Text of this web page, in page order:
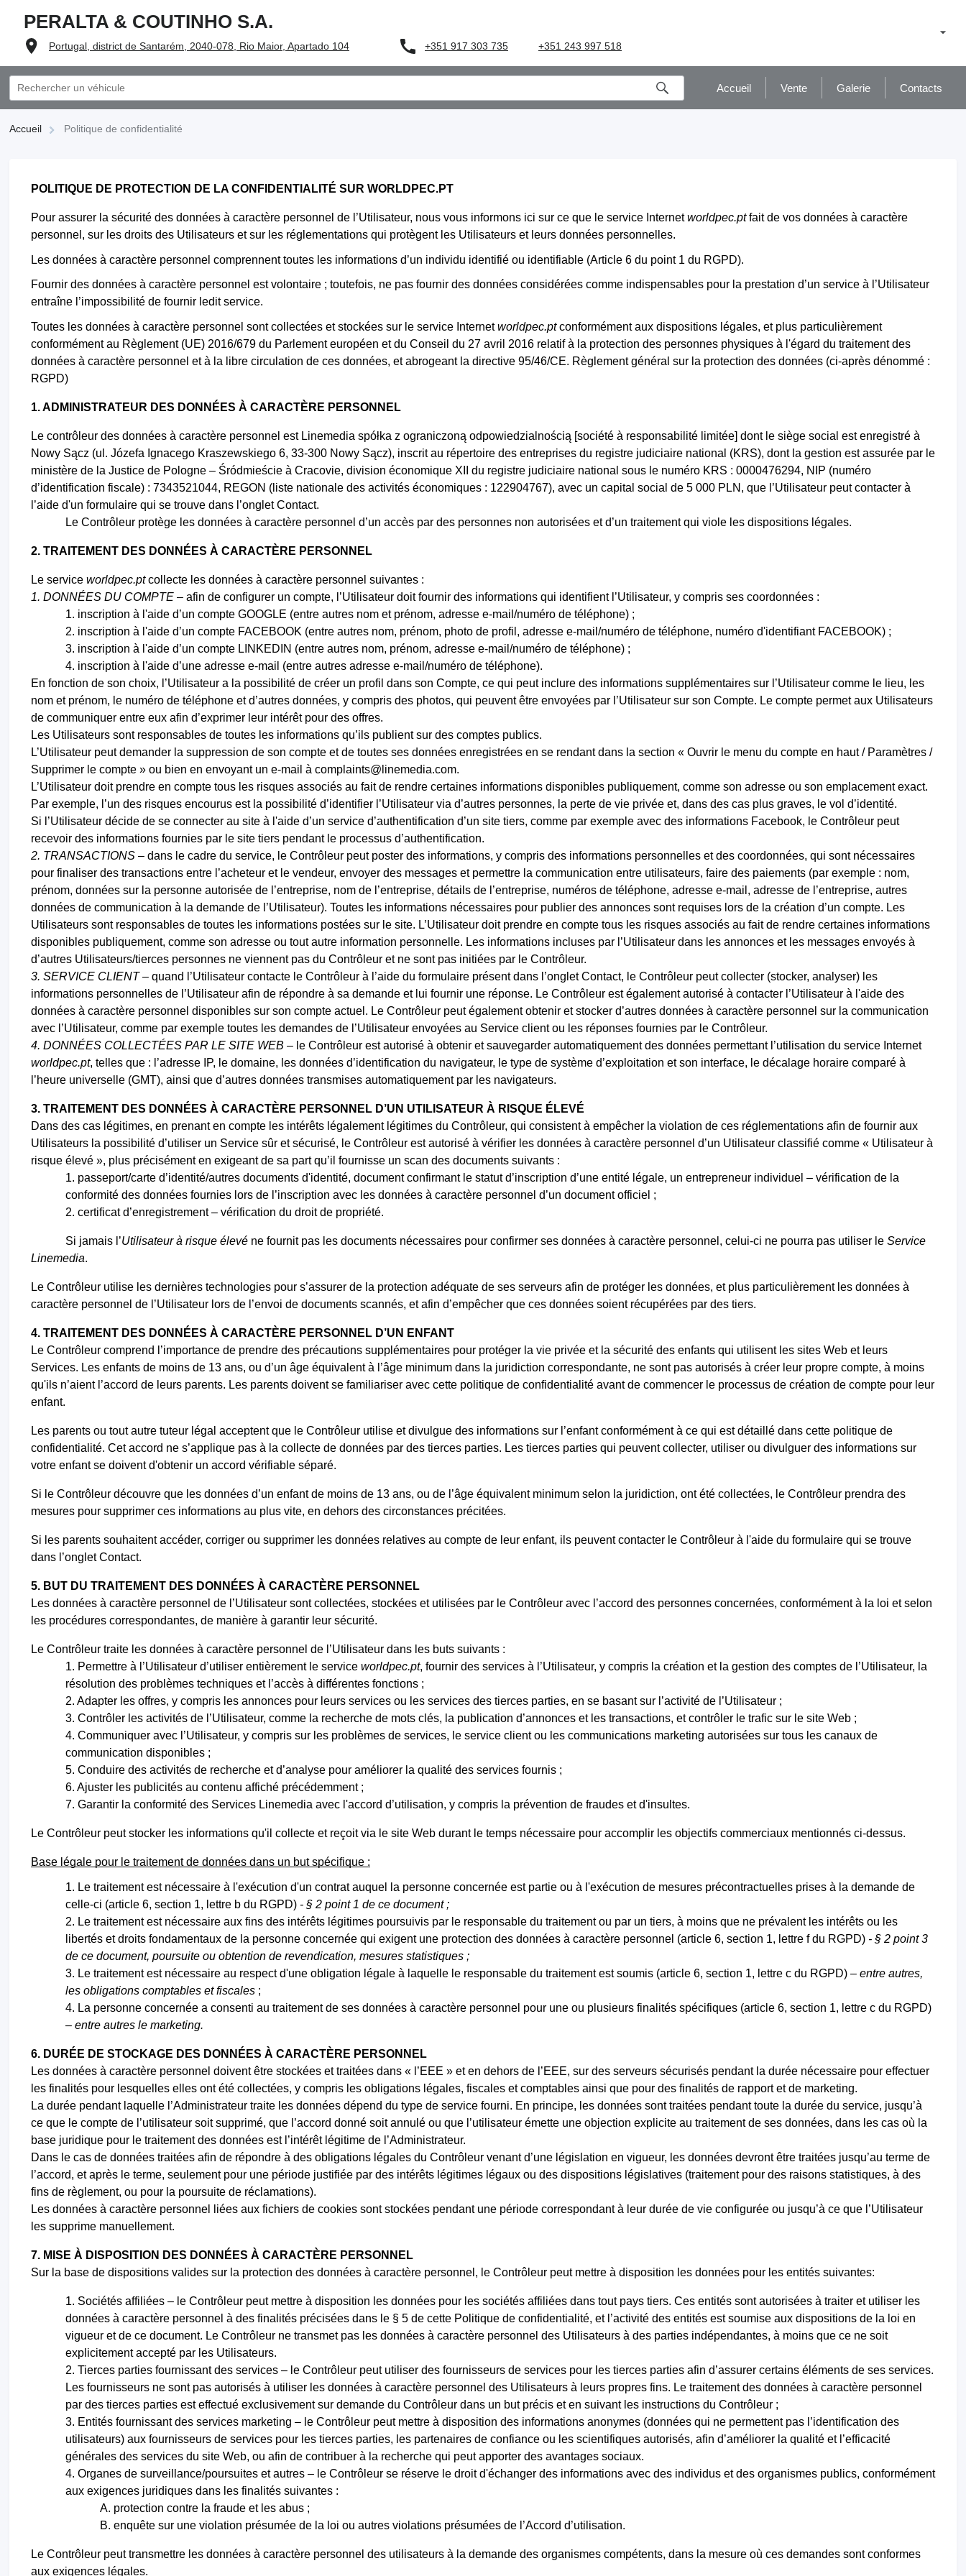
PERALTA & COUTINHO S.A.
Portugal, district de Santarém, 2040-078, Rio Maior, Apartado 104 +351 917 303 735 +351 243 997 518
Accueil Vente Galerie Contacts
Accueil Politique de confidentialité
POLITIQUE DE PROTECTION DE LA CONFIDENTIALITÉ SUR WORLDPEC.PT
Pour assurer la sécurité des données à caractère personnel de l’Utilisateur, nous vous informons ici sur ce que le service Internetworldpec.ptfait de vos données à caractère
personnel, sur les droits des Utilisateurs et sur les réglementations qui protègent les Utilisateurs et leurs données personnelles.
Les données à caractère personnel comprennent toutes les informations d’un individu identifié ou identifiable (Article 6 du point 1 du RGPD).
Fournir des données à caractère personnel est volontaire ; toutefois, ne pas fournir des données considérées comme indispensables pour la prestation d’un service à l’Utilisateur
entraîne l’impossibilité de fournir ledit service.
Toutes les données à caractère personnel sont collectées et stockées sur le service Internetworldpec.ptconformément aux dispositions légales, et plus particulièrement
conformément au Règlement (UE) 2016/679 du Parlement européen et du Conseil du 27 avril 2016 relatif à la protection des personnes physiques à l'égard du traitement des
données à caractère personnel et à la libre circulation de ces données, et abrogeant la directive 95/46/CE. Règlement général sur la protection des données (ci-après dénommé :
RGPD)
1. ADMINISTRATEUR DES DONNÉES À CARACTÈRE PERSONNEL
Le contrôleur des données à caractère personnel est Linemedia spółka z ograniczoną odpowiedzialnością [société à responsabilité limitée] dont le siège social est enregistré à
Nowy Sącz (ul. Józefa Ignacego Kraszewskiego 6, 33-300 Nowy Sącz), inscrit au répertoire des entreprises du registre judiciaire national (KRS), dont la gestion est assurée par le
ministère de la Justice de Pologne – Śródmieście à Cracovie, division économique XII du registre judiciaire national sous le numéro KRS : 0000476294, NIP (numéro
d’identification fiscale) : 7343521044, REGON (liste nationale des activités économiques : 122904767), avec un capital social de 5 000 PLN, que l’Utilisateur peut contacter à
l’aide d'un formulaire qui se trouve dans l’onglet Contact.
Le Contrôleur protège les données à caractère personnel d’un accès par des personnes non autorisées et d’un traitement qui viole les dispositions légales.
2. TRAITEMENT DES DONNÉES À CARACTÈRE PERSONNEL
Le service worldpec.ptcollecte les données à caractère personnel suivantes :
1. DONNÉES DU COMPTE – afin de configurer un compte, l’Utilisateur doit fournir des informations qui identifient l’Utilisateur, y compris ses coordonnées :
inscription à l'aide d’un compte GOOGLE (entre autres nom et prénom, adresse e-mail/numéro de téléphone) ;
inscription à l'aide d’un compte FACEBOOK (entre autres nom, prénom, photo de profil, adresse e-mail/numéro de téléphone, numéro d'identifiant FACEBOOK) ;
inscription à l'aide d’un compte LINKEDIN (entre autres nom, prénom, adresse e-mail/numéro de téléphone) ;
inscription à l'aide d’une adresse e-mail (entre autres adresse e-mail/numéro de téléphone).
En fonction de son choix, l’Utilisateur a la possibilité de créer un profil dans son Compte, ce qui peut inclure des informations supplémentaires sur l’Utilisateur comme le lieu, les
nom et prénom, le numéro de téléphone et d’autres données, y compris des photos, qui peuvent être envoyées par l’Utilisateur sur son Compte. Le compte permet aux Utilisateurs
de communiquer entre eux afin d’exprimer leur intérêt pour des offres.
Les Utilisateurs sont responsables de toutes les informations qu’ils publient sur des comptes publics.
L’Utilisateur peut demander la suppression de son compte et de toutes ses données enregistrées en se rendant dans la section « Ouvrir le menu du compte en haut / Paramètres /
Supprimer le compte » ou bien en envoyant un e-mail à complaints@linemedia.com.
L’Utilisateur doit prendre en compte tous les risques associés au fait de rendre certaines informations disponibles publiquement, comme son adresse ou son emplacement exact.
Par exemple, l’un des risques encourus est la possibilité d’identifier l’Utilisateur via d’autres personnes, la perte de vie privée et, dans des cas plus graves, le vol d’identité.
Si l’Utilisateur décide de se connecter au site à l'aide d’un service d’authentification d’un site tiers, comme par exemple avec des informations Facebook, le Contrôleur peut
recevoir des informations fournies par le site tiers pendant le processus d’authentification.
2. TRANSACTIONS – dans le cadre du service, le Contrôleur peut poster des informations, y compris des informations personnelles et des coordonnées, qui sont nécessaires
pour finaliser des transactions entre l’acheteur et le vendeur, envoyer des messages et permettre la communication entre utilisateurs, faire des paiements (par exemple : nom,
prénom, données sur la personne autorisée de l’entreprise, nom de l’entreprise, détails de l’entreprise, numéros de téléphone, adresse e-mail, adresse de l’entreprise, autres
données de communication à la demande de l’Utilisateur). Toutes les informations nécessaires pour publier des annonces sont requises lors de la création d’un compte. Les
Utilisateurs sont responsables de toutes les informations postées sur le site. L’Utilisateur doit prendre en compte tous les risques associés au fait de rendre certaines informations
disponibles publiquement, comme son adresse ou tout autre information personnelle. Les informations incluses par l’Utilisateur dans les annonces et les messages envoyés à
d’autres Utilisateurs/tierces personnes ne viennent pas du Contrôleur et ne sont pas initiées par le Contrôleur.
3. SERVICE CLIENT– quand l’Utilisateur contacte le Contrôleur à l’aide du formulaire présent dans l’onglet Contact, le Contrôleur peut collecter (stocker, analyser) les
informations personnelles de l’Utilisateur afin de répondre à sa demande et lui fournir une réponse. Le Contrôleur est également autorisé à contacter l’Utilisateur à l'aide des
données à caractère personnel disponibles sur son compte actuel. Le Contrôleur peut également obtenir et stocker d’autres données à caractère personnel sur la communication
avec l’Utilisateur, comme par exemple toutes les demandes de l’Utilisateur envoyées au Service client ou les réponses fournies par le Contrôleur.
4. DONNÉES COLLECTÉES PAR LE SITE WEB – le Contrôleur est autorisé à obtenir et sauvegarder automatiquement des données permettant l’utilisation du service Internet
worldpec.pt, telles que : l’adresse IP, le domaine, les données d’identification du navigateur, le type de système d’exploitation et son interface, le décalage horaire comparé à
l’heure universelle (GMT), ainsi que d’autres données transmises automatiquement par les navigateurs.
3. TRAITEMENT DES DONNÉES À CARACTÈRE PERSONNEL D’UN UTILISATEUR À RISQUE ÉLEVÉ
Dans des cas légitimes, en prenant en compte les intérêts légalement légitimes du Contrôleur, qui consistent à empêcher la violation de ces réglementations afin de fournir aux
Utilisateurs la possibilité d’utiliser un Service sûr et sécurisé, le Contrôleur est autorisé à vérifier les données à caractère personnel d’un Utilisateur classifié comme « Utilisateur à
risque élevé », plus précisément en exigeant de sa part qu’il fournisse un scan des documents suivants :
1. passeport/carte d’identité/autres documents d'identité, document confirmant le statut d’inscription d’une entité légale, un entrepreneur individuel – vérification de la
conformité des données fournies lors de l’inscription avec les données à caractère personnel d’un document officiel ;
2. certificat d’enregistrement – vérification du droit de propriété.
Si jamais l’Utilisateur à risque élevé ne fournit pas les documents nécessaires pour confirmer ses données à caractère personnel, celui-ci ne pourra pas utiliser le Service
Linemedia.
Le Contrôleur utilise les dernières technologies pour s’assurer de la protection adéquate de ses serveurs afin de protéger les données, et plus particulièrement les données à
caractère personnel de l’Utilisateur lors de l’envoi de documents scannés, et afin d’empêcher que ces données soient récupérées par des tiers.
4. TRAITEMENT DES DONNÉES À CARACTÈRE PERSONNEL D’UN ENFANT
Le Contrôleur comprend l’importance de prendre des précautions supplémentaires pour protéger la vie privée et la sécurité des enfants qui utilisent les sites Web et leurs
Services. Les enfants de moins de 13 ans, ou d’un âge équivalent à l’âge minimum dans la juridiction correspondante, ne sont pas autorisés à créer leur propre compte, à moins
qu'ils n’aient l’accord de leurs parents. Les parents doivent se familiariser avec cette politique de confidentialité avant de commencer le processus de création de compte pour leur
enfant.
Les parents ou tout autre tuteur légal acceptent que le Contrôleur utilise et divulgue des informations sur l’enfant conformément à ce qui est détaillé dans cette politique de
confidentialité. Cet accord ne s’applique pas à la collecte de données par des tierces parties. Les tierces parties qui peuvent collecter, utiliser ou divulguer des informations sur
votre enfant se doivent d'obtenir un accord vérifiable séparé.
Si le Contrôleur découvre que les données d’un enfant de moins de 13 ans, ou de l’âge équivalent minimum selon la juridiction, ont été collectées, le Contrôleur prendra des
mesures pour supprimer ces informations au plus vite, en dehors des circonstances précitées.
Si les parents souhaitent accéder, corriger ou supprimer les données relatives au compte de leur enfant, ils peuvent contacter le Contrôleur à l'aide du formulaire qui se trouve
dans l’onglet Contact.
5. BUT DU TRAITEMENT DES DONNÉES À CARACTÈRE PERSONNEL
Les données à caractère personnel de l’Utilisateur sont collectées, stockées et utilisées par le Contrôleur avec l’accord des personnes concernées, conformément à la loi et selon
les procédures correspondantes, de manière à garantir leur sécurité.
Le Contrôleur traite les données à caractère personnel de l’Utilisateur dans les buts suivants :
Permettre à l’Utilisateur d’utiliser entièrement le service worldpec.pt, fournir des services à l’Utilisateur, y compris la création et la gestion des comptes de l’Utilisateur, la
résolution des problèmes techniques et l’accès à différentes fonctions ;
Adapter les offres, y compris les annonces pour leurs services ou les services des tierces parties, en se basant sur l’activité de l’Utilisateur ;
Contrôler les activités de l’Utilisateur, comme la recherche de mots clés, la publication d’annonces et les transactions, et contrôler le trafic sur le site Web ;
Communiquer avec l’Utilisateur, y compris sur les problèmes de services, le service client ou les communications marketing autorisées sur tous les canaux de
communication disponibles ;
Conduire des activités de recherche et d’analyse pour améliorer la qualité des services fournis ;
Ajuster les publicités au contenu affiché précédemment ;
Garantir la conformité des Services Linemedia avec l'accord d’utilisation, y compris la prévention de fraudes et d'insultes.
Le Contrôleur peut stocker les informations qu'il collecte et reçoit via le site Web durant le temps nécessaire pour accomplir les objectifs commerciaux mentionnés ci-dessus.
Base légale pour le traitement de données dans un but spécifique :
Le traitement est nécessaire à l'exécution d'un contrat auquel la personne concernée est partie ou à l'exécution de mesures précontractuelles prises à la demande de
celle-ci (article 6, section 1, lettre b du RGPD) - § 2 point 1 de ce document ;
Le traitement est nécessaire aux fins des intérêts légitimes poursuivis par le responsable du traitement ou par un tiers, à moins que ne prévalent les intérêts ou les
libertés et droits fondamentaux de la personne concernée qui exigent une protection des données à caractère personnel (article 6, section 1, lettre f du RGPD) - § 2 point 3
de ce document, poursuite ou obtention de revendication, mesures statistiques ;
Le traitement est nécessaire au respect d'une obligation légale à laquelle le responsable du traitement est soumis (article 6, section 1, lettre c du RGPD) – entre autres,
les obligations comptables et fiscales ;
La personne concernée a consenti au traitement de ses données à caractère personnel pour une ou plusieurs finalités spécifiques (article 6, section 1, lettre c du RGPD)
– entre autres le marketing.
6. DURÉE DE STOCKAGE DES DONNÉES À CARACTÈRE PERSONNEL
Les données à caractère personnel doivent être stockées et traitées dans « l’EEE » et en dehors de l’EEE, sur des serveurs sécurisés pendant la durée nécessaire pour effectuer
les finalités pour lesquelles elles ont été collectées, y compris les obligations légales, fiscales et comptables ainsi que pour des finalités de rapport et de marketing.
La durée pendant laquelle l’Administrateur traite les données dépend du type de service fourni. En principe, les données sont traitées pendant toute la durée du service, jusqu’à
ce que le compte de l’utilisateur soit supprimé, que l’accord donné soit annulé ou que l’utilisateur émette une objection explicite au traitement de ses données, dans les cas où la
base juridique pour le traitement des données est l’intérêt légitime de l’Administrateur.
Dans le cas de données traitées afin de répondre à des obligations légales du Contrôleur venant d’une législation en vigueur, les données devront être traitées jusqu’au terme de
l’accord, et après le terme, seulement pour une période justifiée par des intérêts légitimes légaux ou des dispositions législatives (traitement pour des raisons statistiques, à des
fins de règlement, ou pour la poursuite de réclamations).
Les données à caractère personnel liées aux fichiers de cookies sont stockées pendant une période correspondant à leur durée de vie configurée ou jusqu’à ce que l’Utilisateur
les supprime manuellement.
7. MISE À DISPOSITION DES DONNÉES À CARACTÈRE PERSONNEL
Sur la base de dispositions valides sur la protection des données à caractère personnel, le Contrôleur peut mettre à disposition les données pour les entités suivantes:
Sociétés affiliées – le Contrôleur peut mettre à disposition les données pour les sociétés affiliées dans tout pays tiers. Ces entités sont autorisées à traiter et utiliser les
données à caractère personnel à des finalités précisées dans le § 5 de cette Politique de confidentialité, et l’activité des entités est soumise aux dispositions de la loi en
vigueur et de ce document. Le Contrôleur ne transmet pas les données à caractère personnel des Utilisateurs à des parties indépendantes, à moins que ce ne soit
explicitement accepté par les Utilisateurs.
Tierces parties fournissant des services – le Contrôleur peut utiliser des fournisseurs de services pour les tierces parties afin d’assurer certains éléments de ses services.
Les fournisseurs ne sont pas autorisés à utiliser les données à caractère personnel des Utilisateurs à leurs propres fins. Le traitement des données à caractère personnel
par des tierces parties est effectué exclusivement sur demande du Contrôleur dans un but précis et en suivant les instructions du Contrôleur ;
Entités fournissant des services marketing – le Contrôleur peut mettre à disposition des informations anonymes (données qui ne permettent pas l’identification des
utilisateurs) aux fournisseurs de services pour les tierces parties, les partenaires de confiance ou les scientifiques autorisés, afin d’améliorer la qualité et l’efficacité
générales des services du site Web, ou afin de contribuer à la recherche qui peut apporter des avantages sociaux.
Organes de surveillance/poursuites et autres – le Contrôleur se réserve le droit d'échanger des informations avec des individus et des organismes publics, conformément
aux exigences juridiques dans les finalités suivantes :
protection contre la fraude et les abus ;
enquête sur une violation présumée de la loi ou autres violations présumées de l’Accord d’utilisation.
Le Contrôleur peut transmettre les données à caractère personnel des utilisateurs à la demande des organismes compétents, dans la mesure où ces demandes sont conformes
aux exigences légales.